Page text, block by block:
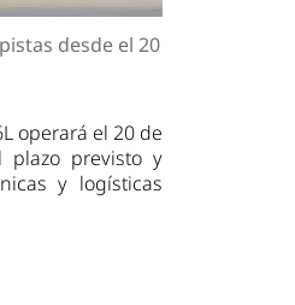
desde el 20
operará el 20 de
plazo previsto y
y logísticas